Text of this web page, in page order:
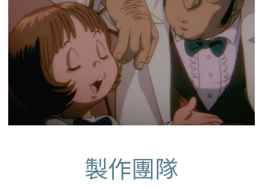
製作團隊